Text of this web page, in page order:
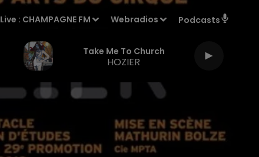
Live : CHAMPAGNE FM Webradios Podcasts
Take Me To Church
HOZIER